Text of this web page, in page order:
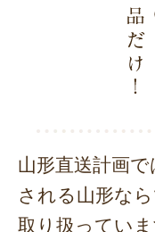
山形直送計画
される山形な
取り扱っていま